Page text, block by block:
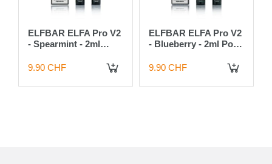
ELFBAR ELFA Pro V2
- Spearmint - 2ml
9.90 CHF
ELFBAR ELFA Pro V2
- Blueberry - 2ml Pods
9.90 CHF